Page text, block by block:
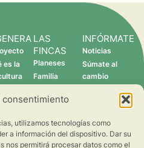
consentimiento
utilizamos tecnologías como
a información del dispositivo. Dar su
nos permitirá procesar datos como el
es la
somos
LAS
FINCAS
Planeses
Familia
Verdcamp
Pomona
Fruits
INFÓRMATE
Noticias
Súmate al
cambio